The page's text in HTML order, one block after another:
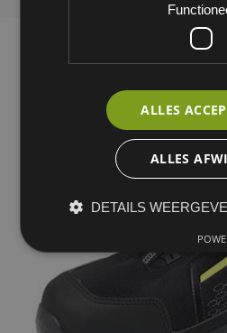
ALLES
ALLES
DETAILS